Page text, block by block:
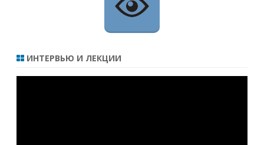
ИНТЕРВЬЮ И ЛЕКЦИИ
Видеоплеер